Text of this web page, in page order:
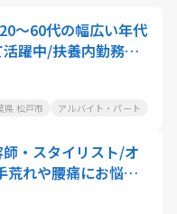
～60代の幅広い年代
躍中/扶養内勤務可!
すめ
県 松戸市 アルバイト・パート
・スタイリスト/オ
荒れや腰痛にお悩み